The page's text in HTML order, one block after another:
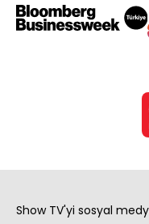
Show TV'yi sosyal